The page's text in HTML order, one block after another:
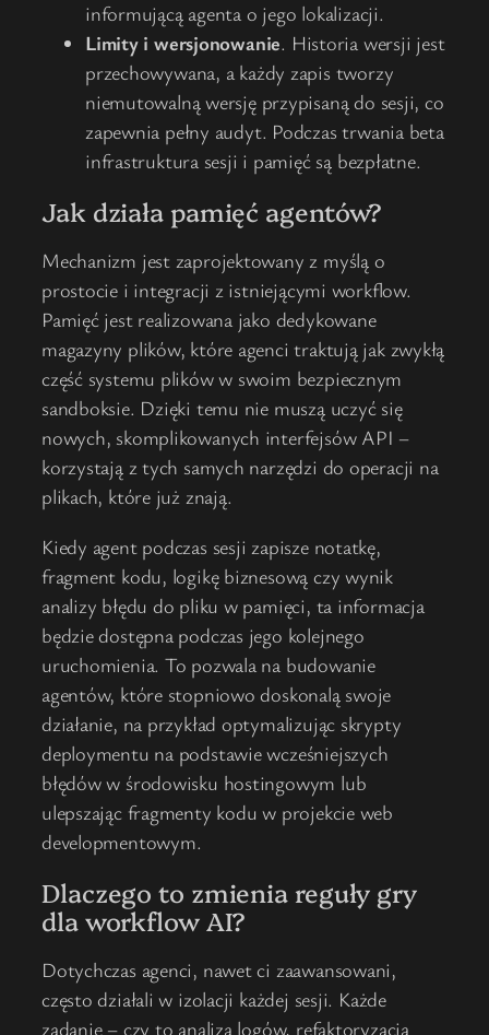
informującą agenta o jego lokalizacji.
Limity i wersjonowanie. Historia wersji jest
przechowywana, a każdy zapis tworzy
niemutowalną wersję przypisaną do sesji, co
zapewnia pełny audyt. Podczas trwania beta
infrastruktura sesji i pamięć są bezpłatne.
Jak działa pamięć agentów?
Mechanizm jest zaprojektowany z myślą o
prostocie i integracji z istniejącymi workflow.
Pamięć jest realizowana jako dedykowane
magazyny plików, które agenci traktują jak zwykłą
część systemu plików w swoim bezpiecznym
sandboksie. Dzięki temu nie muszą uczyć się
nowych, skomplikowanych interfejsów API –
korzystają z tych samych narzędzi do operacji na
plikach, które już znają.
Kiedy agent podczas sesji zapisze notatkę,
fragment kodu, logikę biznesową czy wynik
analizy błędu do pliku w pamięci, ta informacja
będzie dostępna podczas jego kolejnego
uruchomienia. To pozwala na budowanie
agentów, które stopniowo doskonalą swoje
działanie, na przykład optymalizując skrypty
deploymentu na podstawie wcześniejszych
błędów w środowisku hostingowym lub
ulepszając fragmenty kodu w projekcie web
developmentowym.
Dlaczego to zmienia reguły gry
dla workflow AI?
Dotychczas agenci, nawet ci zaawansowani,
często działali w izolacji każdej sesji. Każde
zadanie – czy to analiza logów, refaktoryzacja